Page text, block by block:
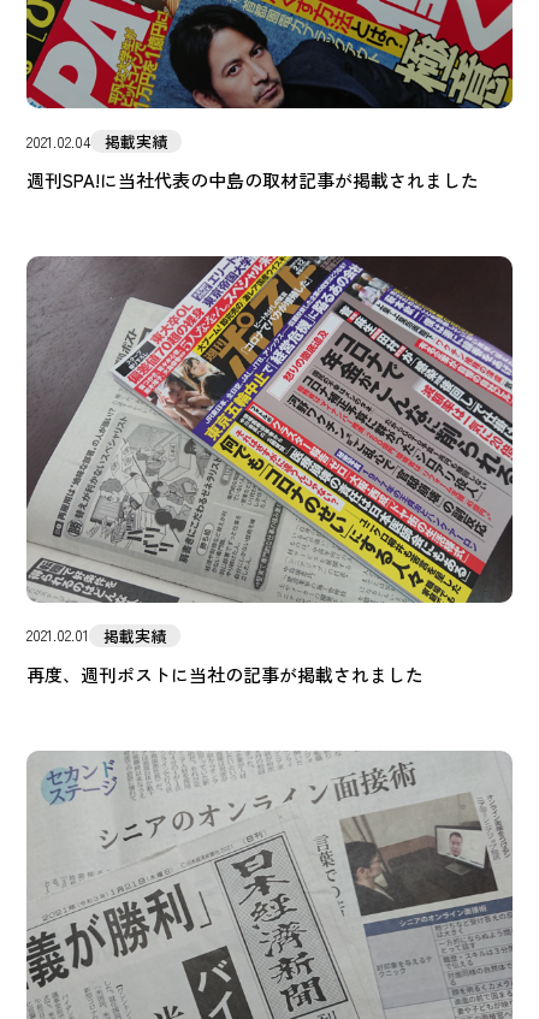
2021.02.04 掲載実績
週刊SPA!に当社代表の中島の取材記事が掲載されました
2021.02.01 掲載実績
再度、週刊ポストに当社の記事が掲載されました